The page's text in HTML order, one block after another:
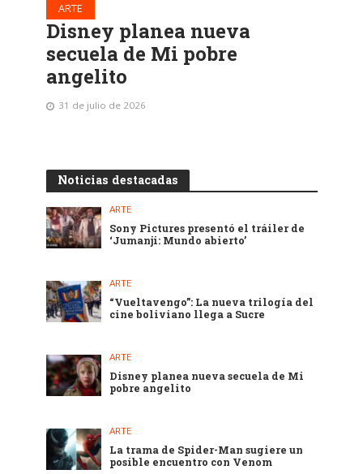
ARTE
Disney planea nueva
secuela de Mi pobre
angelito
31 de julio de 2026
Noticias destacadas
ARTE
Sony Pictures presentó el tráiler de
‘Jumanji: Mundo abierto’
ARTE
“Vueltavengo”: La nueva trilogía del
cine boliviano llega a Sucre
ARTE
Disney planea nueva secuela de Mi
pobre angelito
ARTE
La trama de Spider-Man sugiere un
posible encuentro con Venom